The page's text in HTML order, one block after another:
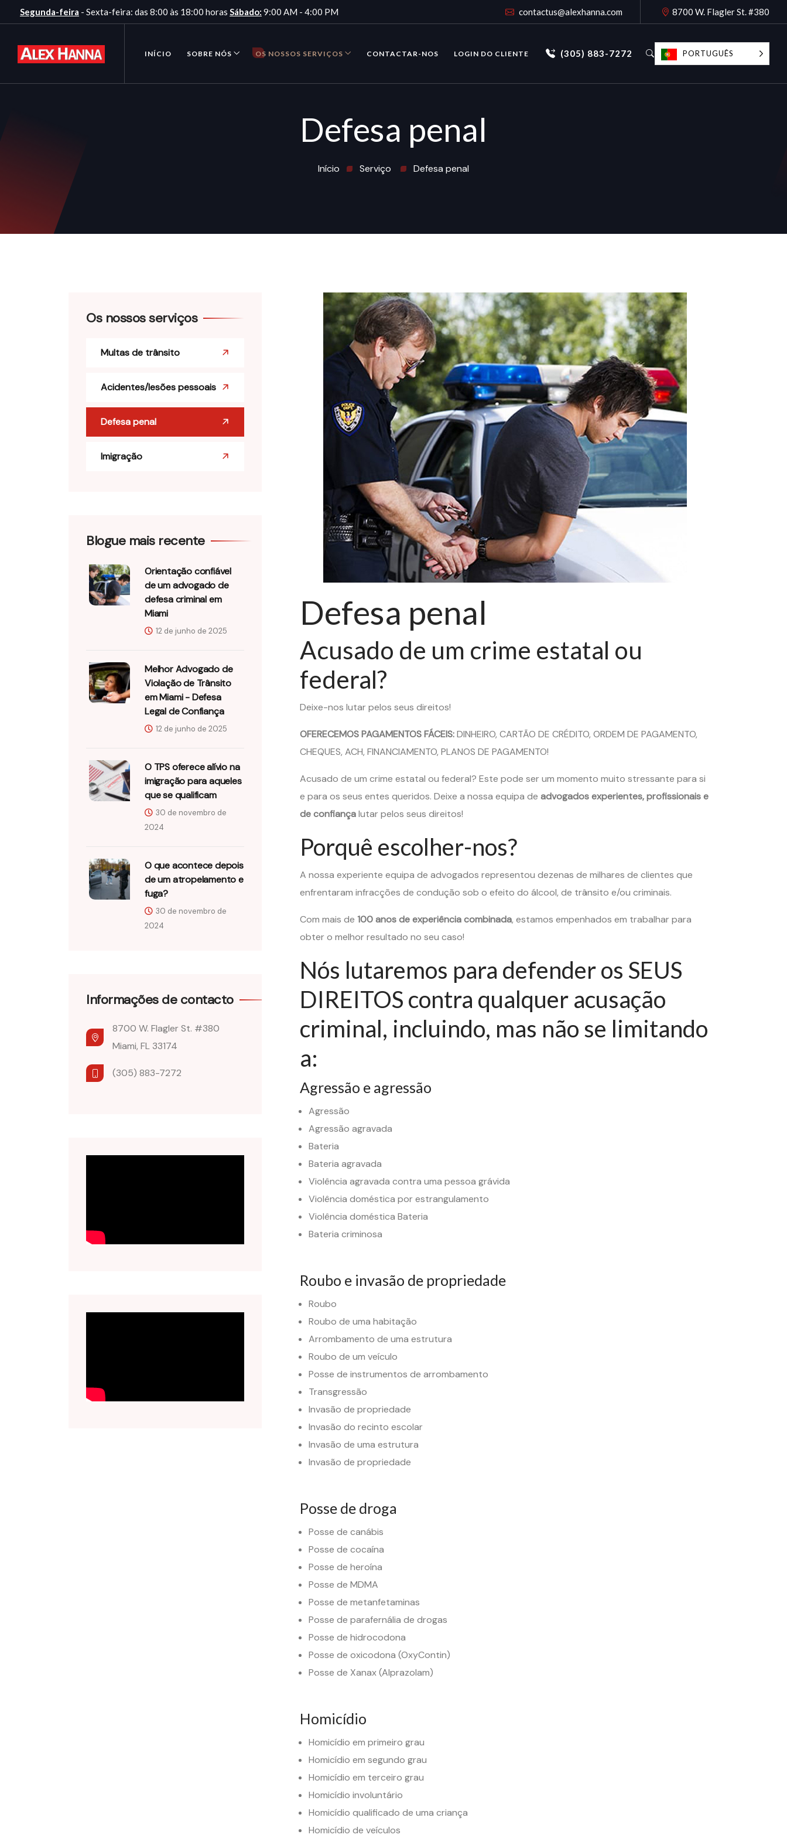
Segunda-feira - Sexta-feira: das 8:00 às 18:00 horas Sábado: 9:00 AM - 4:00 PM contactus@alexhanna.com 8700 W. Flagler St. #380
INÍCIO SOBRE NÓS OS NOSSOS SERVIÇOS CONTACTAR-NOS LOGIN DO CLIENTE (305) 883-7272 PORTUGUÊS
Defesa penal
Início Serviço Defesa penal
Defesa penal
Acusado de um crime estatal ou
federal?
Deixe-nos lutar pelos seus direitos!
OFERECEMOS PAGAMENTOS FÁCEIS:DINHEIRO, CARTÃO DE CRÉDITO, ORDEM DE PAGAMENTO,
CHEQUES, ACH, FINANCIAMENTO, PLANOS DE PAGAMENTO!
Acusado de um crime estatal ou federal? Este pode ser um momento muito stressante para si
e para os seus entes queridos. Deixe a nossa equipa de advogados experientes, profissionais e
de confiançalutar pelos seus direitos!
Porquê escolher-nos?
A nossa experiente equipa de advogados representou dezenas de milhares de clientes que
enfrentaram infracções de condução sob o efeito do álcool, de trânsito e/ou criminais.
Com mais de 100 anos de experiência combinada, estamos empenhados em trabalhar para
obter o melhor resultado no seu caso!
Nós lutaremos para defender os SEUS
DIREITOS contra qualquer acusação
criminal, incluindo, mas não se limitando
a:
Agressão e agressão
Agressão
Agressão agravada
Bateria
Bateria agravada
Violência agravada contra uma pessoa grávida
Violência doméstica por estrangulamento
Violência doméstica Bateria
Bateria criminosa
Roubo e invasão de propriedade
Roubo
Roubo de uma habitação
Arrombamento de uma estrutura
Roubo de um veículo
Posse de instrumentos de arrombamento
Transgressão
Invasão de propriedade
Invasão do recinto escolar
Invasão de uma estrutura
Invasão de propriedade
Posse de droga
Posse de canábis
Posse de cocaína
Posse de heroína
Posse de MDMA
Posse de metanfetaminas
Posse de parafernália de drogas
Posse de hidrocodona
Posse de oxicodona (OxyContin)
Posse de Xanax (Alprazolam)
Homicídio
Homicídio em primeiro grau
Homicídio em segundo grau
Homicídio em terceiro grau
Homicídio involuntário
Homicídio qualificado de uma criança
Homicídio de veículos
Os nossos serviços
Multas de trânsito
Acidentes/lesões pessoais
Defesa penal
Imigração
Blogue mais recente
Orientação confiável
de um advogado de
defesa criminal em
Miami
12 de junho de 2025
Melhor Advogado de
Violação de Trânsito
em Miami - Defesa
Legal de Confiança
12 de junho de 2025
O TPS oferece alívio na
imigração para aqueles
que se qualificam
30 de novembro de
2024
O que acontece depois
de um atropelamento e
fuga?
30 de novembro de
2024
Informações de contacto
8700 W. Flagler St. #380
Miami, FL 33174
(305) 883-7272